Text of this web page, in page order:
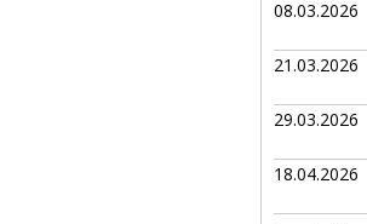
08.03.2026
21.03.2026
29.03.2026
18.04.2026